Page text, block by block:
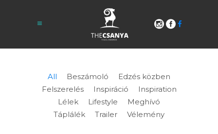
All Beszámoló
Edzés közben
Felszerelés
Inspiráció
Inspiration
Lélek
Lifestyle
Meghívó
Táplálék
Trailer Vélemény